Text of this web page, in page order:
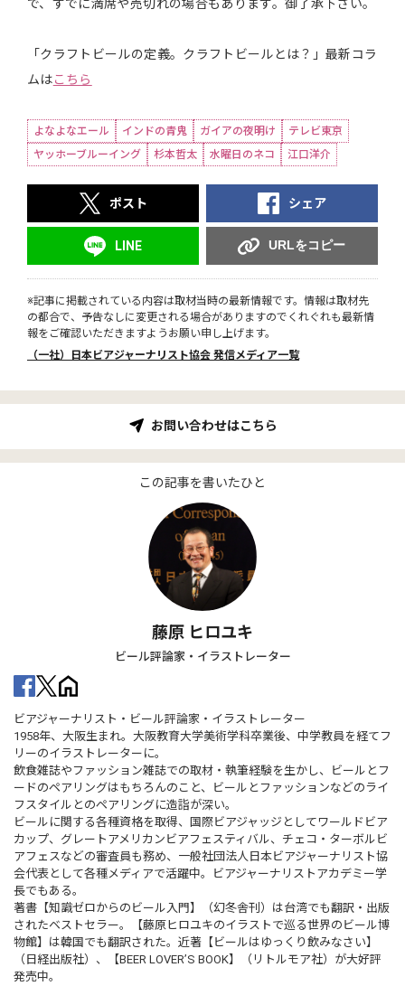
で、すでに満席や売切れの場合もあります。御了承下さい。
「クラフトビールの定義。クラフトビールとは？」最新コラ
ムはこちら
よなよなエール インドの青鬼 ガイアの夜明け
テレビ東京
ヤッホーブルーイング
杉本哲太 水曜日のネコ 江口洋介
ポスト シェア
LINE URLをコピー
※記事に掲載されている内容は取材当時の最新情報です。情報は取材先
の都合で、予告なしに変更される場合がありますのでくれぐれも最新情
報をご確認いただきますようお願い申し上げます。
（一社）日本ビアジャーナリスト協会 発信メディア一覧
お問い合わせはこちら
この記事を書いたひと
藤原 ヒロユキ
ビール評論家・イラストレーター
ビアジャーナリスト・ビール評論家・イラストレーター
1958年、大阪生まれ。大阪教育大学美術学科卒業後、中学教員を経てフ
リーのイラストレーターに。
飲食雑誌やファッション雑誌での取材・執筆経験を生かし、ビールとフ
ードのペアリングはもちろんのこと、ビールとファッションなどのライ
フスタイルとのペアリングに造詣が深い。
ビールに関する各種資格を取得、国際ビアジャッジとしてワールドビア
カップ、グレートアメリカンビアフェスティバル、チェコ・ターボルビ
アフェスなどの審査員も務め、一般社団法人日本ビアジャーナリスト協
会代表として各種メディアで活躍中。ビアジャーナリストアカデミー学
長でもある。
著書【知識ゼロからのビール入門】（幻冬舎刊）は台湾でも翻訳・出版
されたベストセラー。【藤原ヒロユキのイラストで巡る世界のビール博
物館】は韓国でも翻訳された。近著【ビールはゆっくり飲みなさい】
（日経出版社）、【BEER LOVER’S BOOK】（リトルモア社）が大好評
発売中。